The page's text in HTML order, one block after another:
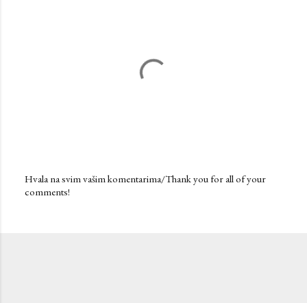
P
Hvala na svim vašim komentarima/Thank you for all of your
comments!